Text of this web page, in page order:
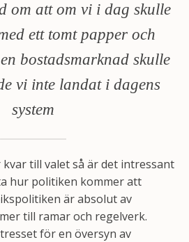
om att om vi i dag skulle
ett tomt papper och
bostadsmarknad skulle
vi inte landat i dagens
system
till valet så är det intressant
hur politiken kommer att
är absolut av
till ramar och regelverk.
för en översyn av